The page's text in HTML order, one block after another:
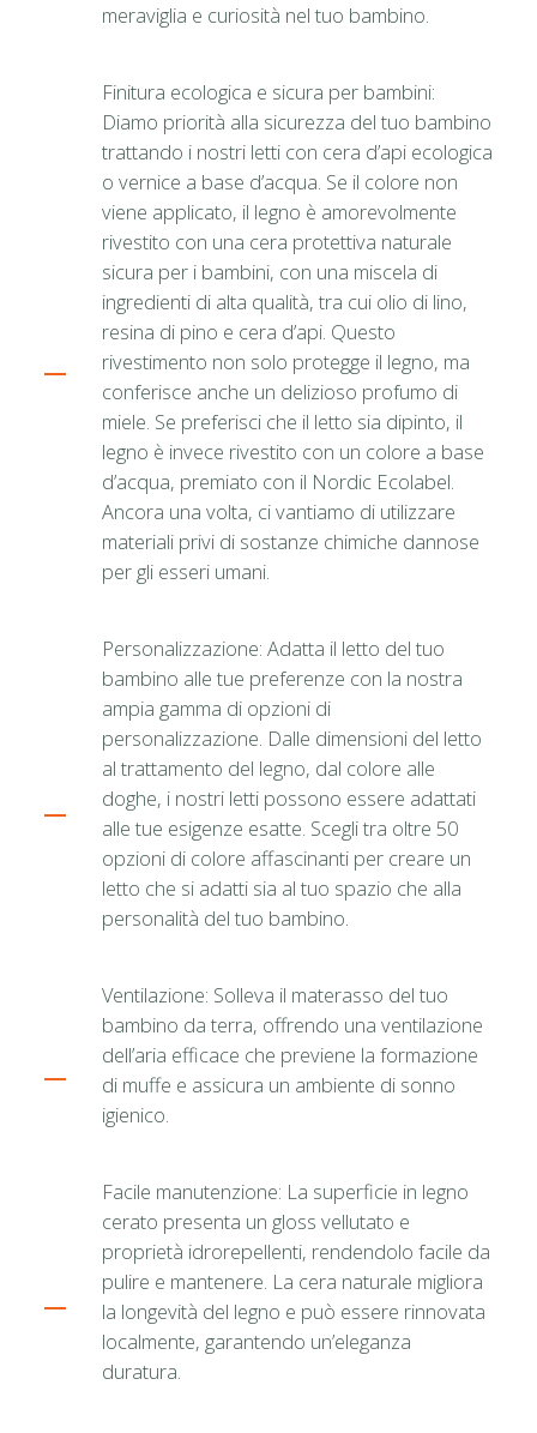
meraviglia e curiosità nel tuo bambino.
Finitura ecologica e sicura per bambini:
Diamo priorità alla sicurezza del tuo bambino
trattando i nostri letti con cera d’api ecologica
o vernice a base d’acqua. Se il colore non
viene applicato, il legno è amorevolmente
rivestito con una cera protettiva naturale
sicura per i bambini, con una miscela di
ingredienti di alta qualità, tra cui olio di lino,
resina di pino e cera d’api. Questo
rivestimento non solo protegge il legno, ma
conferisce anche un delizioso profumo di
miele. Se preferisci che il letto sia dipinto, il
legno è invece rivestito con un colore a base
d’acqua, premiato con il Nordic Ecolabel.
Ancora una volta, ci vantiamo di utilizzare
materiali privi di sostanze chimiche dannose
per gli esseri umani.
Personalizzazione: Adatta il letto del tuo
bambino alle tue preferenze con la nostra
ampia gamma di opzioni di
personalizzazione. Dalle dimensioni del letto
al trattamento del legno, dal colore alle
doghe, i nostri letti possono essere adattati
alle tue esigenze esatte. Scegli tra oltre 50
opzioni di colore affascinanti per creare un
letto che si adatti sia al tuo spazio che alla
personalità del tuo bambino.
Ventilazione: Solleva il materasso del tuo
bambino da terra, offrendo una ventilazione
dell’aria efficace che previene la formazione
di muffe e assicura un ambiente di sonno
igienico.
Facile manutenzione: La superficie in legno
cerato presenta un gloss vellutato e
proprietà idrorepellenti, rendendolo facile da
pulire e mantenere. La cera naturale migliora
la longevità del legno e può essere rinnovata
localmente, garantendo un’eleganza
duratura.